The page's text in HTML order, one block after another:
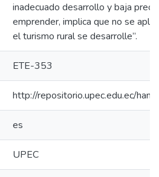
inadecuado desarrollo y baja
emprender, implica que no se
el turismo rural se desarrolle”.
ETE-353
http://repositorio.upec.edu.ec/
es
UPEC